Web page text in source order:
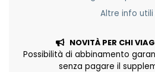
Altre info utili
NOVITÀ PER CHI
Possibilità di abbinamento
senza pagare il